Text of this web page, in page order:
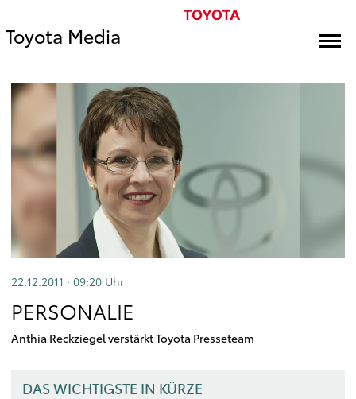
Toyota Media
22.12.2011 · 09:20 Uhr
PERSONALIE
Anthia Reckziegel verstärkt Toyota Presseteam
DAS WICHTIGSTE IN KÜRZE